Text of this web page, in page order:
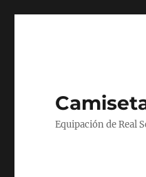
Equipación de Real